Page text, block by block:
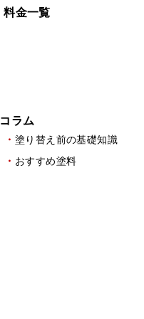
料金一覧
コラム
塗り替え前の基礎知識
おすすめ塗料